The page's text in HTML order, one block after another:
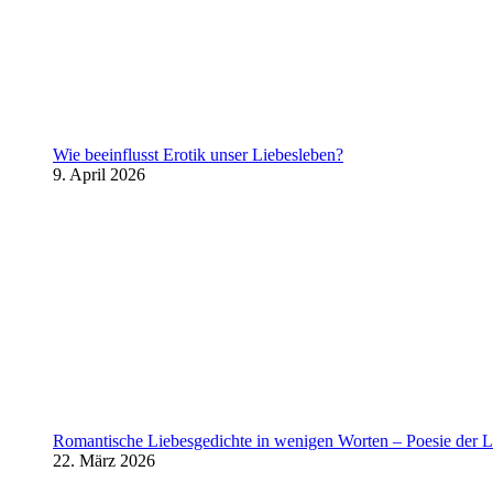
Wie beeinflusst Erotik unser Liebesleben?
9. April 2026
Romantische Liebesgedichte in wenigen Worten – Poesie der
22. März 2026